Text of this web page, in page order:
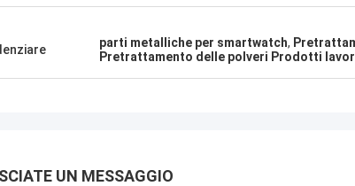
parti metalliche per smartwatch,
Pretrattamento delle polveri Prodotti
UN MESSAGGIO